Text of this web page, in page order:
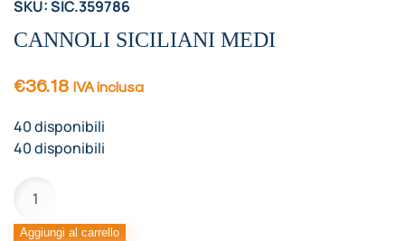
SKU: SIC.359786
CANNOLI SICILIANI MEDI
€36.18 IVA inclusa
40 disponibili
40 disponibili
SICILIANI
MEDI
Aggiungi al carrello